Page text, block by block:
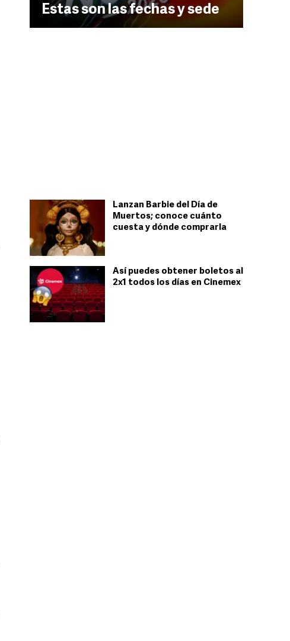
Estas son las fechas y sede
Lanzan Barbie del Día de
Muertos; conoce cuánto
cuesta y dónde comprarla
Así puedes obtener boletos al
2x1 todos los días en Cinemex